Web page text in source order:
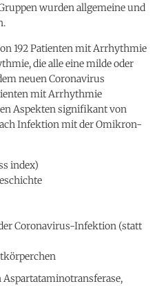
wurden allgemeine und
192 Patienten mit Arrhythmie
die alle eine milde oder
neuen Coronavirus
mit Arrhythmie
Aspekten signifikant von
Infektion mit der Omikron-
index)
Coronavirus-Infektion (statt